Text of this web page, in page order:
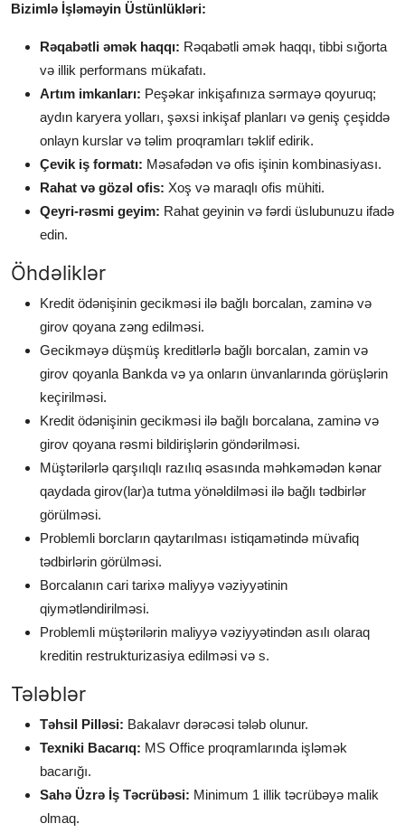
Bizimlə İşləməyin Üstünlükləri:
Rəqabətli əmək haqqı: Rəqabətli əmək haqqı, tibbi sığorta
və illik performans mükafatı.
Artım imkanları: Peşəkar inkişafınıza sərmayə qoyuruq;
aydın karyera yolları, şəxsi inkişaf planları və geniş çeşiddə
onlayn kurslar və təlim proqramları təklif edirik.
Çevik iş formatı: Məsafədən və ofis işinin kombinasiyası.
Rahat və gözəl ofis: Xoş və maraqlı ofis mühiti.
Qeyri-rəsmi geyim: Rahat geyinin və fərdi üslubunuzu ifadə
edin.
Öhdəliklər
Kredit ödənişinin gecikməsi ilə bağlı borcalan, zaminə və
girov qoyana zəng edilməsi.
Gecikməyə düşmüş kreditlərlə bağlı borcalan, zamin və
girov qoyanla Bankda və ya onların ünvanlarında görüşlərin
keçirilməsi.
Kredit ödənişinin gecikməsi ilə bağlı borcalana, zaminə və
girov qoyana rəsmi bildirişlərin göndərilməsi.
Müştərilərlə qarşılıqlı razılıq əsasında məhkəmədən kənar
qaydada girov(lar)a tutma yönəldilməsi ilə bağlı tədbirlər
görülməsi.
Problemli borcların qaytarılması istiqamətində müvafiq
tədbirlərin görülməsi.
Borcalanın cari tarixə maliyyə vəziyyətinin
qiymətləndirilməsi.
Problemli müştərilərin maliyyə vəziyyətindən asılı olaraq
kreditin restrukturizasiya edilməsi və s.
Tələblər
Təhsil Pilləsi: Bakalavr dərəcəsi tələb olunur.
Texniki Bacarıq: MS Office proqramlarında işləmək
bacarığı.
Sahə Üzrə İş Təcrübəsi: Minimum 1 illik təcrübəyə malik
olmaq.